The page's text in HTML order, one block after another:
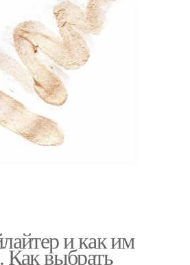
и как им
Как выбрать